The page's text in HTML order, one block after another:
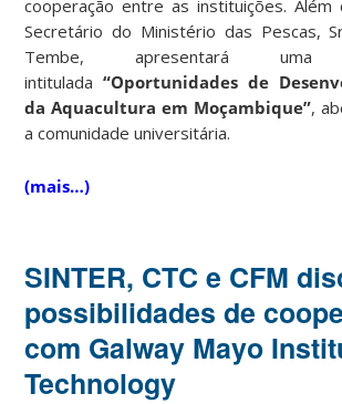
cooperação entre as instituições. Além
Secretário do Ministério das Pescas,
Tembe, apresentará uma
intitulada “Oportunidades de
da Aquacultura em Moçambique”,
a comunidade universitária.
(mais…)
SINTER, CTC e CFM
possibilidades de
com Galway Mayo
Technology